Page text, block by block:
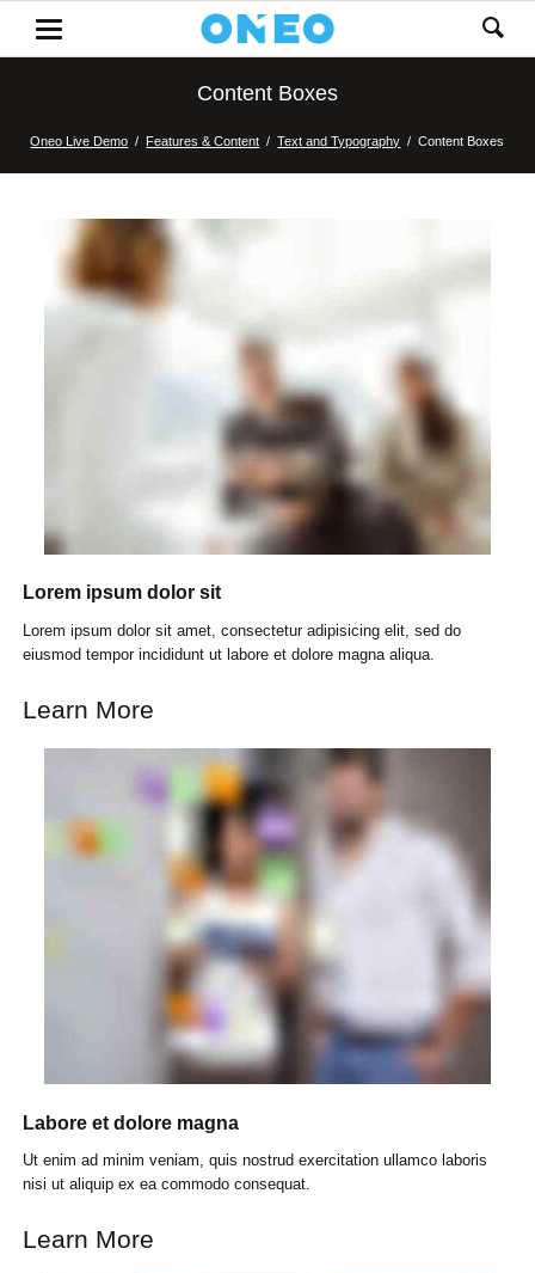
Content Boxes
Oneo Live Demo Features & Content Text and Typography Content Boxes
Lorem ipsum dolor sit
Lorem ipsum dolor sit amet, consectetur adipisicing elit, sed do
eiusmod tempor incididunt ut labore et dolore magna aliqua.
Learn More
Labore et dolore magna
Ut enim ad minim veniam, quis nostrud exercitation ullamco laboris
nisi ut aliquip ex ea commodo consequat.
Learn More